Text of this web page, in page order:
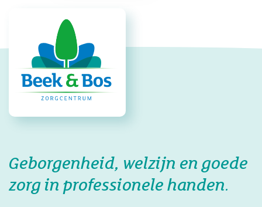
Geborgenheid, welzijn en goede
zorg in professionele handen.